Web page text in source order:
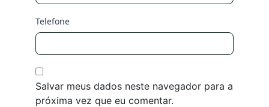
Telefone
Salvar meus dados neste navegador para a
próxima vez que eu comentar.